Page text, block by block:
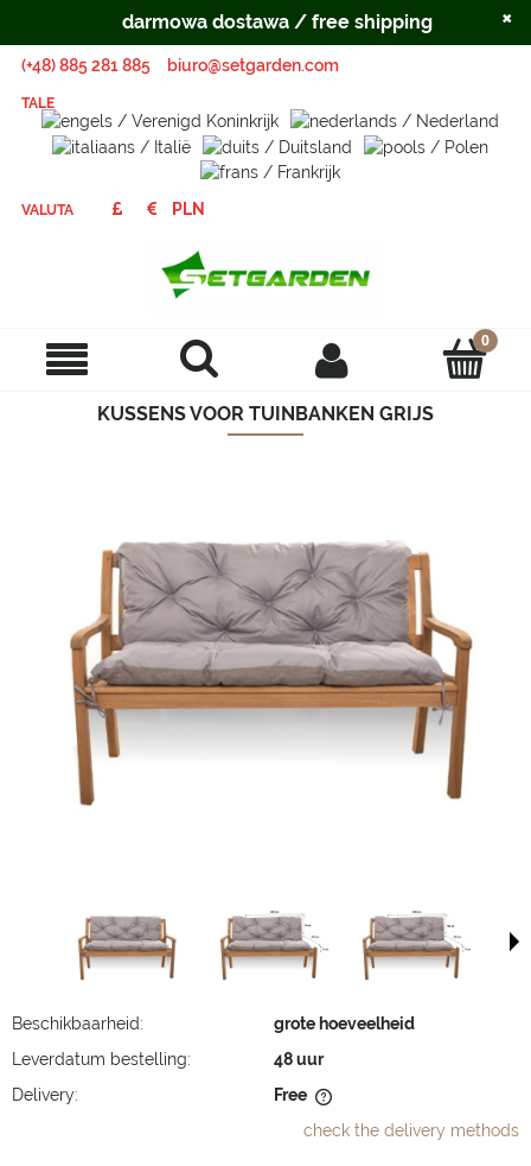
(+48) 885 281 885 biuro@setgarden.com
TALE
VALUTA
KUSSENS VOOR TUINBANKEN GRIJS
Beschikbaarheid:
grote hoeveelheid
Leverdatum bestelling:
48 uur
Delivery:
Free
check the delivery methods
darmowa dostawa / free shipping ×